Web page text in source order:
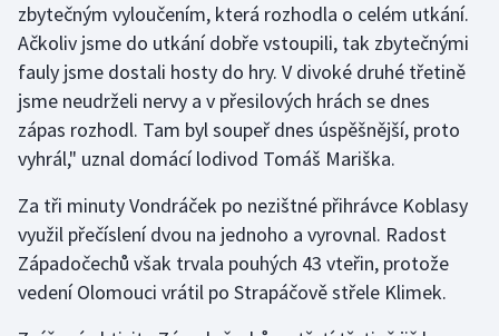
Vodní slalom
Volejbal
Ostatní
zbytečným vyloučením, která rozhodla o celém utkání.
Ačkoliv jsme do utkání dobře vstoupili, tak zbytečnými
fauly jsme dostali hosty do hry. V divoké druhé třetině
jsme neudrželi nervy a v přesilových hrách se dnes
zápas rozhodl. Tam byl soupeř dnes úspěšnější, proto
vyhrál," uznal domácí lodivod Tomáš Mariška.
Za tři minuty Vondráček po nezištné přihrávce Koblasy
využil přečíslení dvou na jednoho a vyrovnal. Radost
Západočechů však trvala pouhých 43 vteřin, protože
vedení Olomouci vrátil po Strapáčově střele Klimek.